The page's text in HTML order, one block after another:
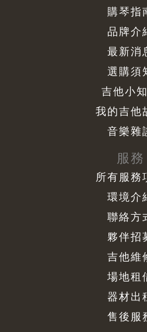
購琴指
品牌介
最新消
選購須
吉他小
我的吉他
音樂雜
服務
所有服務
環境介
聯絡方
夥伴招
吉他維
場地租
器材出
售後服